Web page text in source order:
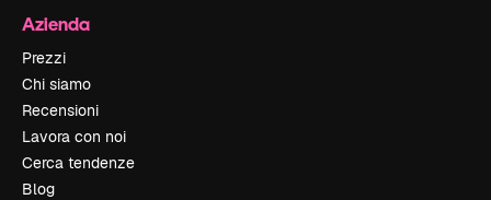
Azienda
Prezzi
Chi siamo
Recensioni
Lavora con noi
Cerca tendenze
Blog